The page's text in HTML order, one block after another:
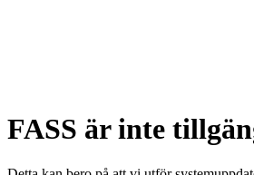
FASS är inte